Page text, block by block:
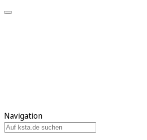
Navigation